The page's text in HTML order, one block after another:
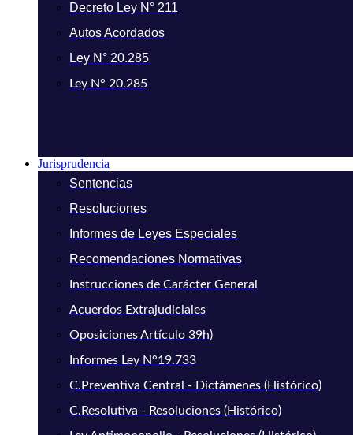
Decreto Ley N° 211
Autos Acordados
Ley N° 20.285
Ley N° 20.285
Jurisprudencia
Sentencias
Resoluciones
Informes de Leyes Especiales
Recomendaciones Normativas
Instrucciones de Carácter General
Acuerdos Extrajudiciales
Oposiciones Artículo 39h)
Informes Ley N°19.733
C.Preventiva Central - Dictámenes (Histórico)
C.Resolutiva - Resoluciones (Histórico)